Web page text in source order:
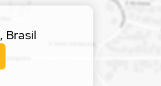
, Brasil